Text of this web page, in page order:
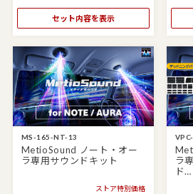
セット内容を表示
MS-165-NT-13
MetioSound ノート・オー
ラ専用サウンドキット
ストア特別価格
ラ
ド…